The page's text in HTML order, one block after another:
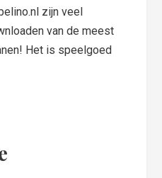
zijn veel
van de meest
Het is speelgoed